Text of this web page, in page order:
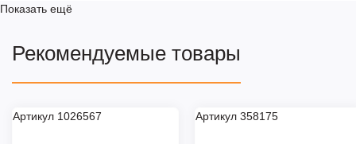
Показать ещё
Рекомендуемые товары
Артикул 1026567 Артикул 358175